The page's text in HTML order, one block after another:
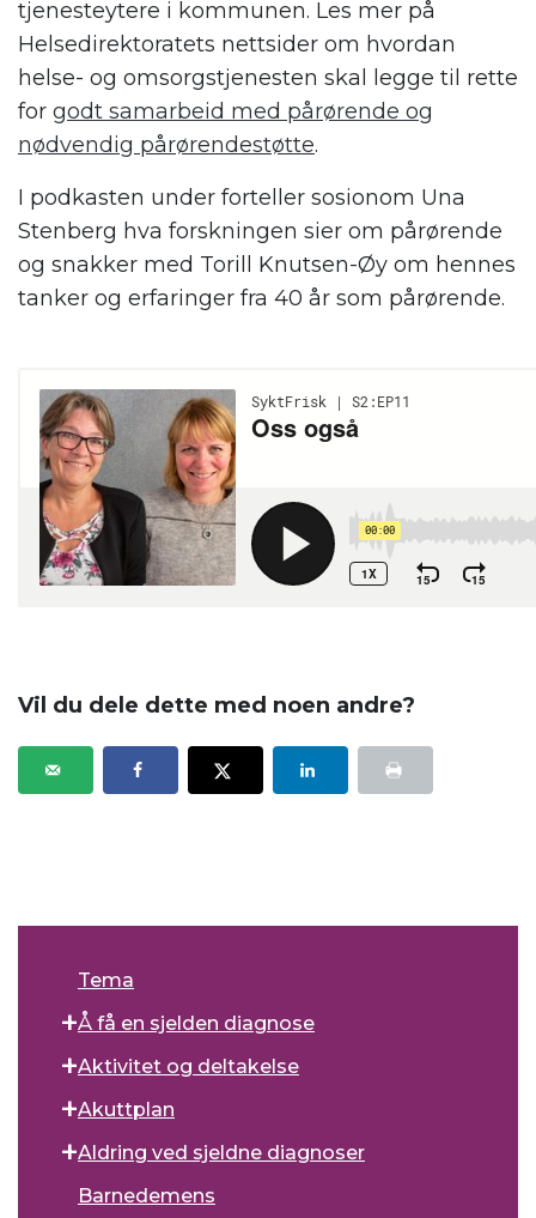
Tema
Å få en sjelden diagnose
Aktivitet og deltakelse
Akuttplan
Aldring ved sjeldne diagnoser
Barnedemens
tjenesteytere i kommunen. Les mer på
Helsedirektoratets nettsider om hvordan
helse- og omsorgstjenesten skal legge til rette
for godt samarbeid med pårørende og
nødvendig pårørendestøtte.
I podkasten under forteller sosionom Una
Stenberg hva forskningen sier om pårørende
og snakker med Torill Knutsen-Øy om hennes
tanker og erfaringer fra 40 år som pårørende.
Vil du dele dette med noen andre?